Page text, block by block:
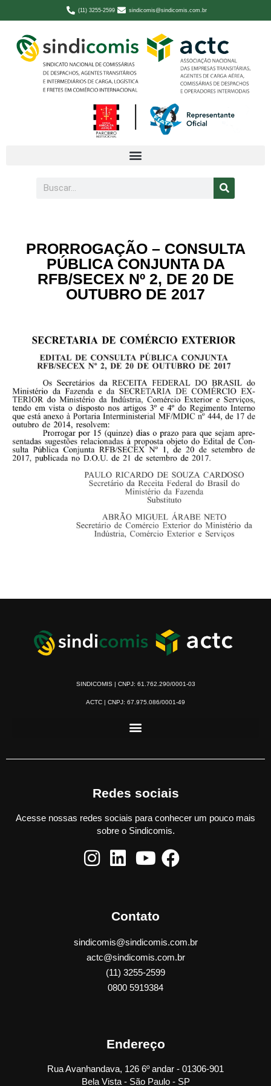
(11) 3255-2599 sindicomis@sindicomis.com.br
PRORROGAÇÃO – CONSULTA
PÚBLICA CONJUNTA DA
RFB/SECEX Nº 2, DE 20 DE
OUTUBRO DE 2017
SINDICOMIS | CNPJ: 61.762.290/0001-03
ACTC | CNPJ: 67.975.086/0001-49
Redes sociais
Acesse nossas redes sociais para conhecer um pouco mais
sobre o Sindicomis.
Contato
sindicomis@sindicomis.com.br
actc@sindicomis.com.br
(11) 3255-2599
0800 5919384
Endereço
Rua Avanhandava, 126 6º andar - 01306-901
Bela Vista - São Paulo - SP